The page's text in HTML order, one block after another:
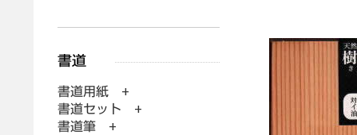
書道用紙 +
書道セット +
書道筆 +